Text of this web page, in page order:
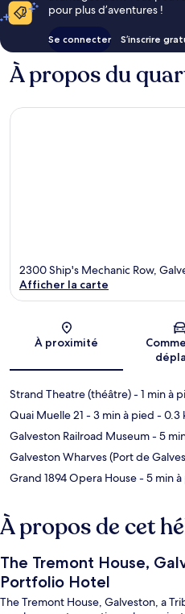
pour plus d’aventures !
Se connecter S’inscrire
À propos du
2300 Ship's Mechanic Row,
Afficher la carte
À proximité
Strand Theatre (théâtre)- 1 min à
Quai Muelle 21 - 3 min à pied - 0.3
Galveston Railroad Museum- 5
Galveston Wharves (Port de
Grand 1894 Opera House- 5 min
À propos de cet
The Tremont House,
Portfolio Hotel
The Tremont House, Galveston, a